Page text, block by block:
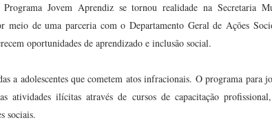
Programa Jovem Aprendiz se tornou realidade na Secretaria
de uma parceria com o Departamento Geral de Ações
oportunidades de aprendizado e inclusão social.
a adolescentes que cometem atos infracionais. O programa para
atividades ilícitas através de cursos de capacitação
sociais.